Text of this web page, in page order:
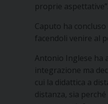
proprie aspettative”.
Caputo ha
facendoli venire al
Antonio Inglese ha
integrazione ma
cui la didattica a
distanza, sia